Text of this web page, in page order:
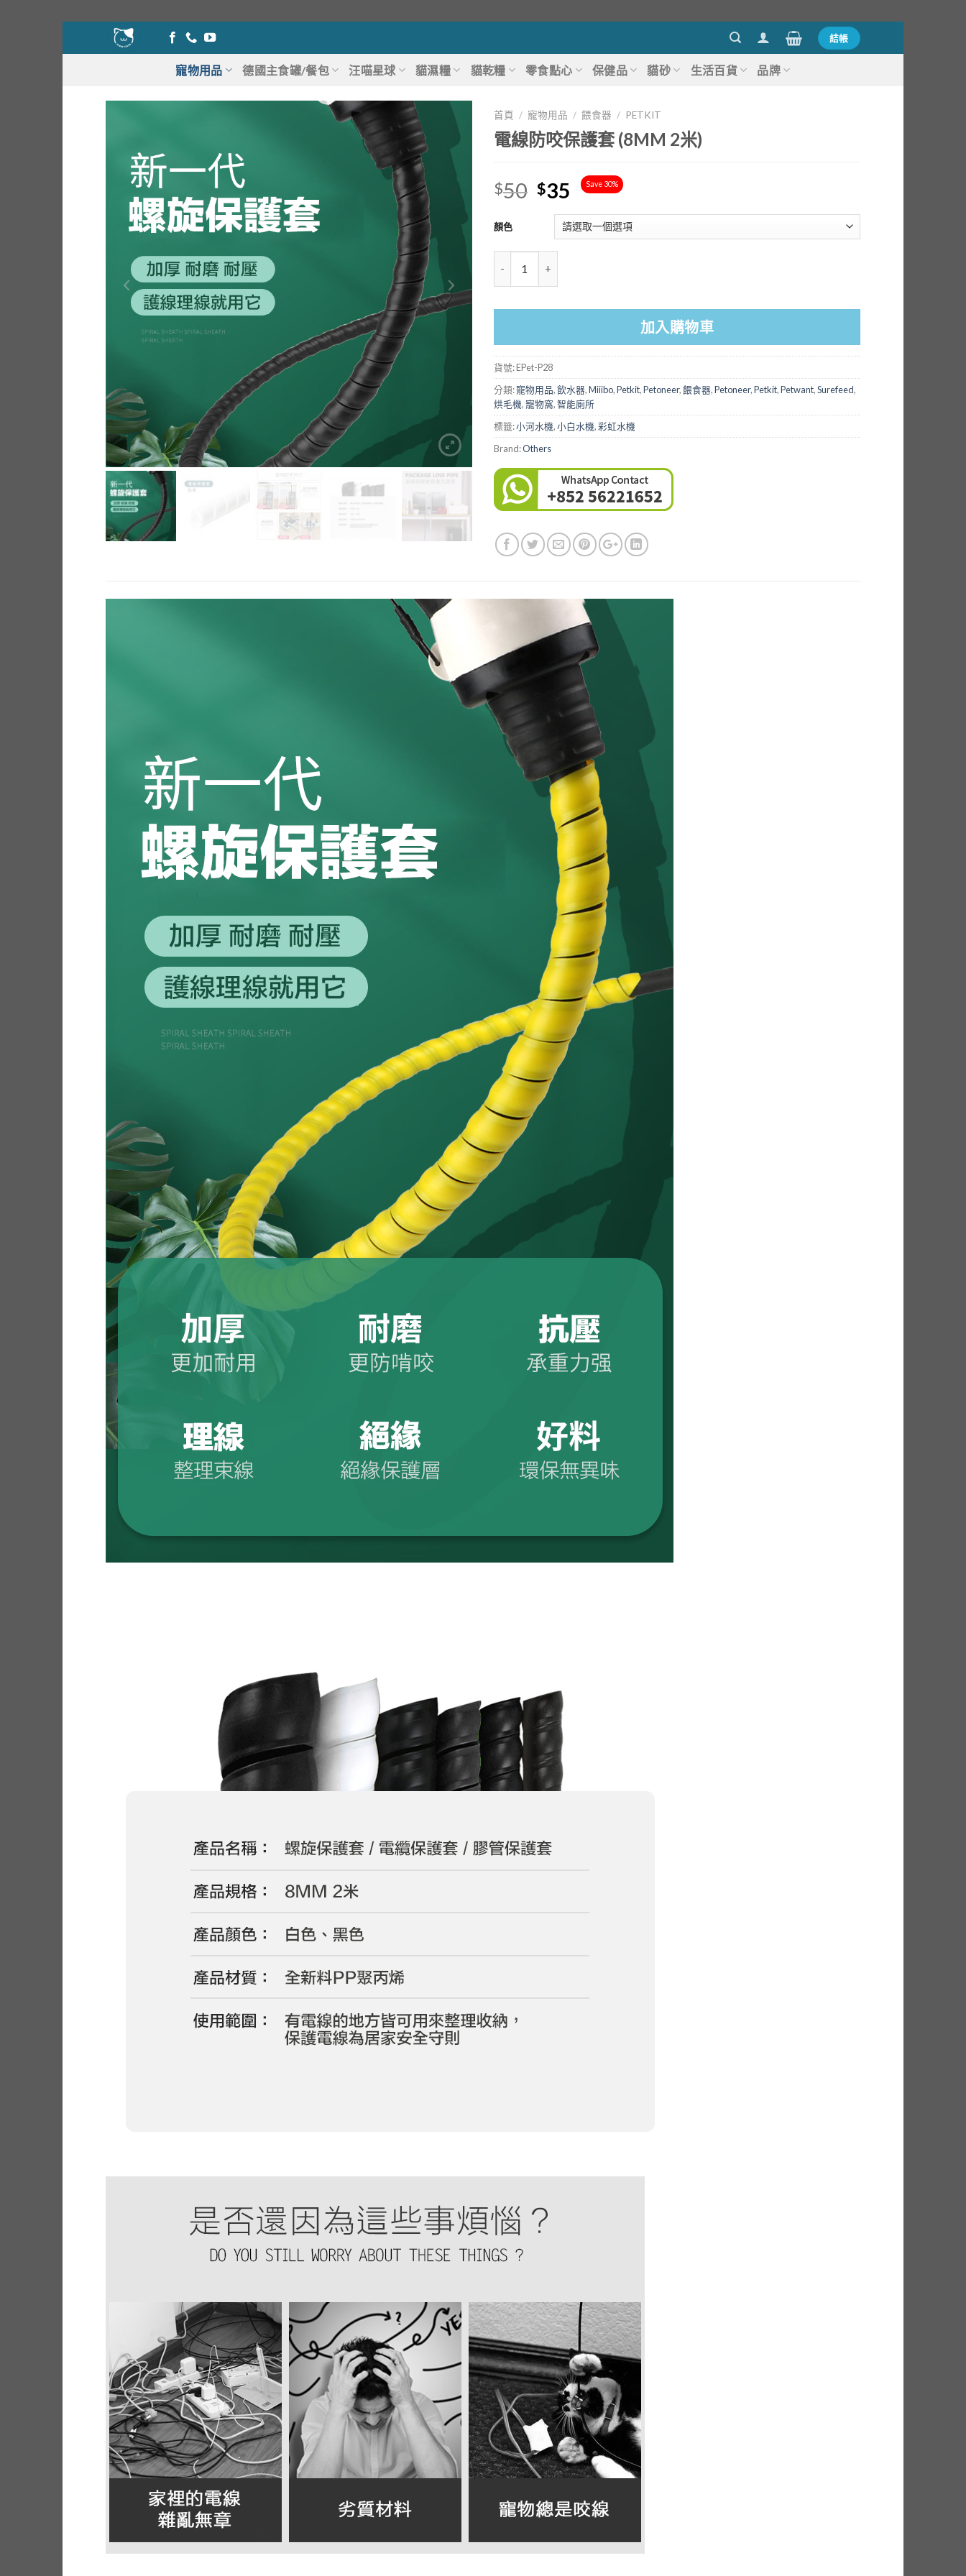
結帳
寵物用品 德國主食罐/餐包 汪喵星球 貓濕糧 貓乾糧 零食點心 保健品 貓砂 生活百貨 品牌
首頁 / 寵物用品 / 餵食器 / PETKIT
電線防咬保護套 (8MM 2米)
$50 $35 Save 30%
顏色
加入購物車
貨號:EPet-P28
分類:寵物用品,飲水器,Miiibo,Petkit,Petoneer,餵食器,Petoneer,Petkit,Petwant,Surefeed,
烘毛機,寵物窩,智能廁所
標籤:小河水機,小白水機,彩虹水機
Brand:Others